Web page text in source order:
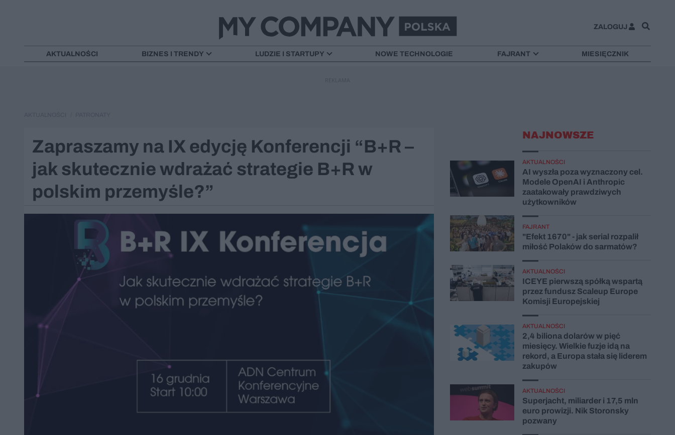
ZALOGUJ
AKTUALNOŚCI BIZNES I TRENDY LUDZIE I STARTUPY NOWE TECHNOLOGIE FAJRANT MIESIĘCZNIK
Zapraszamy na IX edycję Konferencji “B+R –
jak skutecznie wdrażać strategie B+R w
polskim przemyśle?”
NAJNOWSZE
AKTUALNOŚCI
AI wyszła poza wyznaczony cel.
Modele OpenAI i Anthropic
zaatakowały prawdziwych
użytkowników
FAJRANT
"Efekt 1670" - jak serial rozpalił
miłość Polaków do sarmatów?
AKTUALNOŚCI
ICEYE pierwszą spółką wspartą
przez fundusz Scaleup Europe
Komisji Europejskiej
AKTUALNOŚCI
2,4 biliona dolarów w pięć
miesięcy. Wielkie fuzje idą na
rekord, a Europa stała się liderem
zakupów
AKTUALNOŚCI
Superjacht, miliarder i 17,5 mln
euro prowizji. Nik Storonsky
pozwany